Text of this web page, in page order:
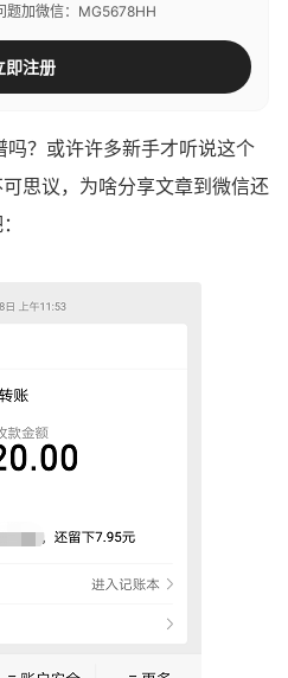
题加微信：MG5678HH
即注册
？或许许多新手才听说这个
思议，为啥分享文章到微信还